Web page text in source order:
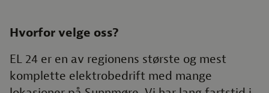
Hvorfor velge oss?
EL 24 er en av regionens største og mest
komplette elektrobedrift med mange